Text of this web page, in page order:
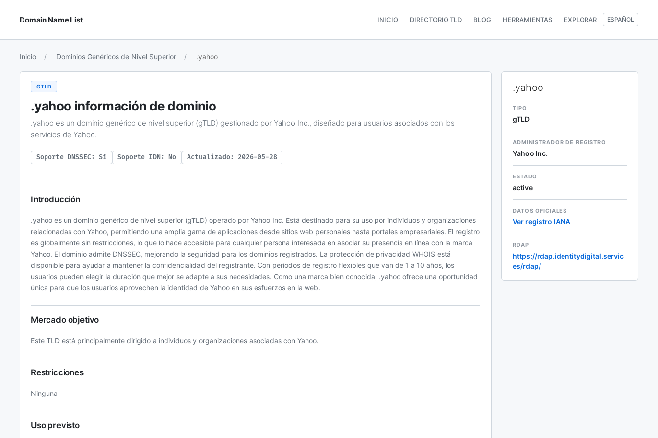
Domain Name List INICIO DIRECTORIO TLD BLOG HERRAMIENTAS EXPLORAR ESPAÑOL
Inicio Dominios Genéricos de Nivel Superior .yahoo
GTLD
.yahoo información de dominio
.yahoo es un dominio genérico de nivel superior (gTLD) gestionado por Yahoo Inc., diseñado para usuarios asociados con los
servicios de Yahoo.
Soporte DNSSEC: Sí Soporte IDN: No Actualizado: 2026-05-28
Introducción
.yahoo es un dominio genérico de nivel superior (gTLD) operado por Yahoo Inc. Está destinado para su uso por individuos y organizaciones
relacionadas con Yahoo, permitiendo una amplia gama de aplicaciones desde sitios web personales hasta portales empresariales. El registro
es globalmente sin restricciones, lo que lo hace accesible para cualquier persona interesada en asociar su presencia en línea con la marca
Yahoo. El dominio admite DNSSEC, mejorando la seguridad para los dominios registrados. La protección de privacidad WHOIS está
disponible para ayudar a mantener la confidencialidad del registrante. Con períodos de registro flexibles que van de 1 a 10 años, los
usuarios pueden elegir la duración que mejor se adapte a sus necesidades. Como una marca bien conocida, .yahoo ofrece una oportunidad
única para que los usuarios aprovechen la identidad de Yahoo en sus esfuerzos en la web.
Mercado objetivo
Este TLD está principalmente dirigido a individuos y organizaciones asociadas con Yahoo.
Restricciones
Ninguna
Uso previsto
.yahoo
TIPO
gTLD
ADMINISTRADOR DE REGISTRO
Yahoo Inc.
ESTADO
active
DATOS OFICIALES
Ver registro IANA
RDAP
https://rdap.identitydigital.servic
es/rdap/